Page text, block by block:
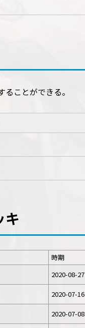
ことができる。
キ
時期
2020-08-27
2020-07-16
2020-07-08